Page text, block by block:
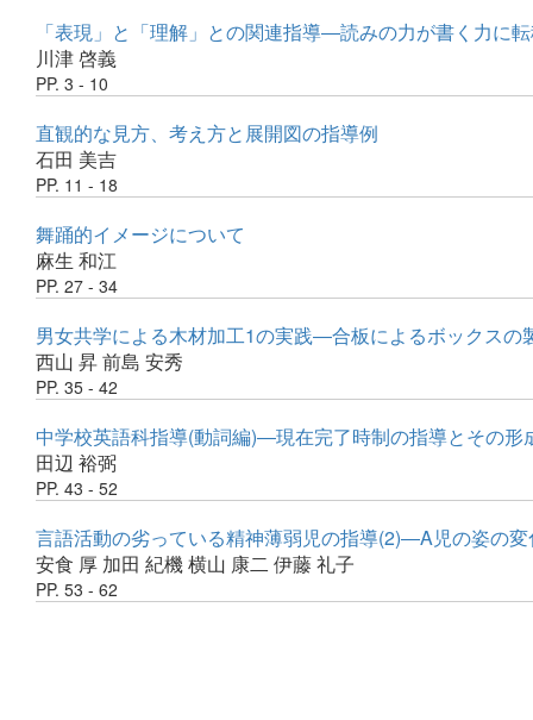
「表現」と「理解」との関連指導―読みの力が書く力に
川津 啓義
PP. 3 - 10
直観的な見方、考え方と展開図の指導例
石田 美吉
PP. 11 - 18
舞踊的イメージについて
麻生 和江
PP. 27 - 34
男女共学による木材加工1の実践―合板によるボックスの
西山 昇前島 安秀
PP. 35 - 42
中学校英語科指導(動詞編)―現在完了時制の指導とその形
田辺 裕弼
PP. 43 - 52
言語活動の劣っている精神薄弱児の指導(2)―A児の姿の
安食 厚 加田 紀機横山 康二 伊藤 礼子
PP. 53 - 62